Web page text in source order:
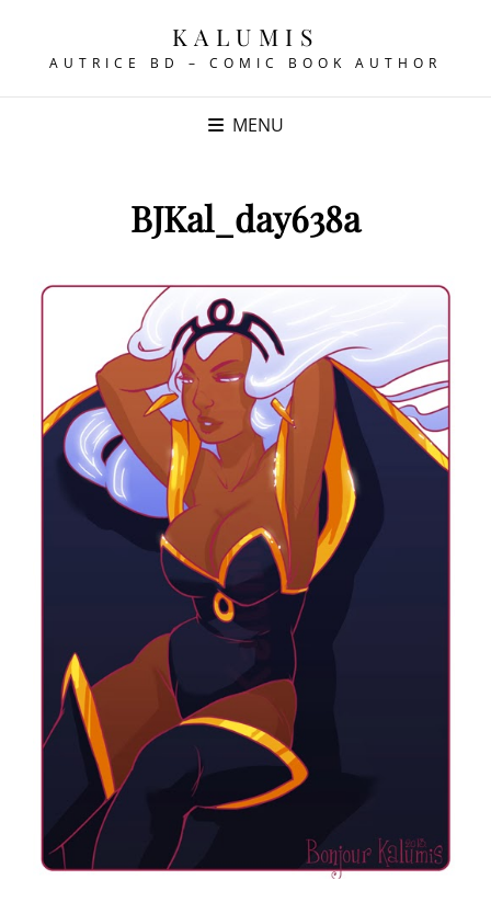
KALUMIS
AUTRICE BD – COMIC BOOK AUTHOR
MENU
BJKal_day638a